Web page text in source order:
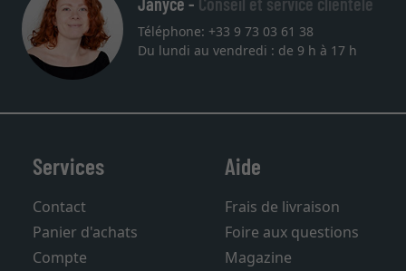
Janyce - Conseil et service clientèle
Téléphone: +33 9 73 03 61 38
Services
Contact
Panier d'achats
Aide
Frais de livraison
Foire aux questions